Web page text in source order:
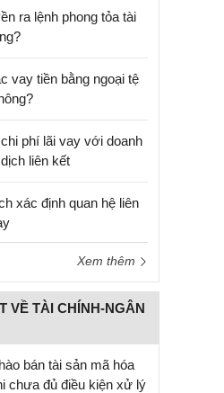
ra lệnh phong tỏa tài
vay tiền bằng ngoại tệ
phí lãi vay với doanh
liên kết
xác định quan hệ liên
Xem thêm
VỀ TÀI CHÍNH-NGÂN
bán tài sản mã hóa
chưa đủ điều kiện xử lý